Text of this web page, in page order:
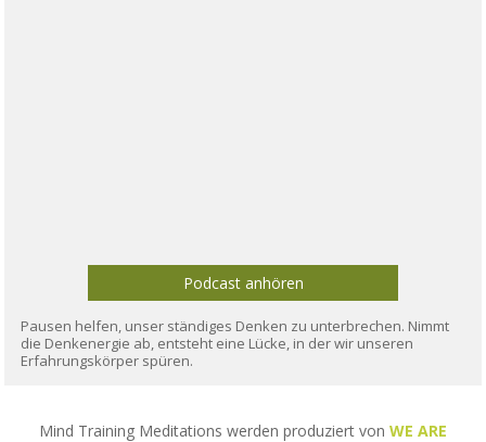
Podcast anhören
Pausen helfen, unser ständiges Denken zu unterbrechen. Nimmt
die Denkenergie ab, entsteht eine Lücke, in der wir unseren
Erfahrungskörper spüren.
Mind Training Meditations werden produziert von WE ARE